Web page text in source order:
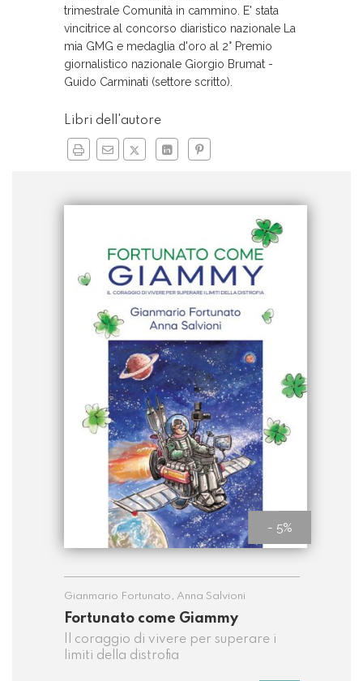
trimestrale Comunità in cammino. E' stata
vincitrice al concorso diaristico nazionale La
mia GMG e medaglia d'oro al 2° Premio
giornalistico nazionale Giorgio Brumat -
Guido Carminati (settore scritto).
Libri dell'autore
- 5%
Fortunato come Giammy
Il coraggio di vivere per superare i
limiti della distrofia
Gianmario Fortunato , Anna Salvioni